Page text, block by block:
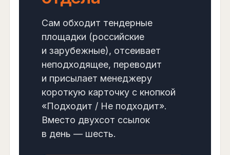
Сам обходит тендерные
площадки (российские
и зарубежные), отсеивает
неподходящее, переводит
и присылает менеджеру
короткую карточку с кнопкой
«Подходит / Не подходит».
Вместо двухсот ссылок
в день — шесть.